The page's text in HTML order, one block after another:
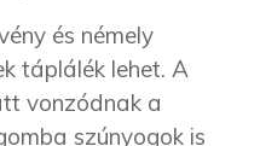
és némely
táplálék lehet. A
vonzódnak a
szúnyogok is